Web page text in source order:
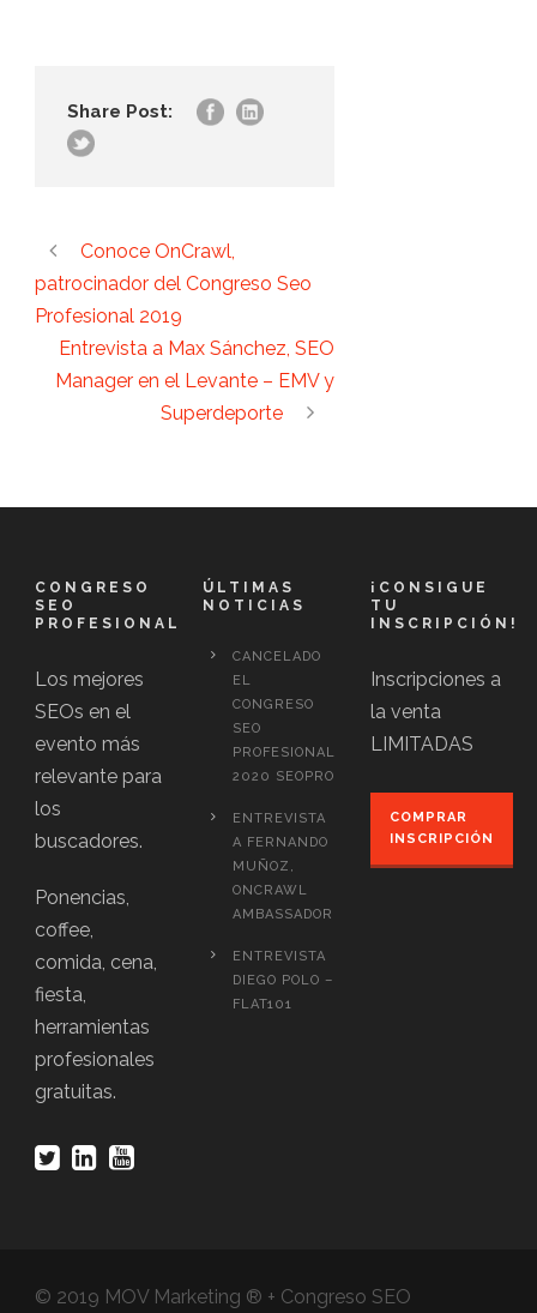
Share Post:
Conoce OnCrawl,
patrocinador del Congreso Seo
Profesional 2019
Entrevista a Max Sánchez, SEO
Manager en el Levante – EMV y
Superdeporte
CONGRESO
SEO
PROFESIONAL
Los mejores
SEOs en el
evento más
relevante para
los
buscadores.
Ponencias,
coffee,
comida, cena,
fiesta,
herramientas
profesionales
gratuitas.
ÚLTIMAS
NOTICIAS
CANCELADO
EL
CONGRESO
SEO
PROFESIONAL
2020 SEOPRO
ENTREVISTA
A FERNANDO
MUÑOZ,
ONCRAWL
AMBASSADOR
ENTREVISTA
DIEGO POLO –
FLAT101
¡CONSIGUE
TU
INSCRIPCIÓN!
Inscripciones a
la venta
LIMITADAS
COMPRAR
INSCRIPCIÓN
© 2019 MOV Marketing ® + Congreso SEO